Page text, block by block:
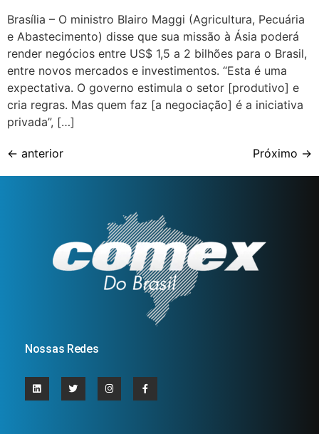
Brasília – O ministro Blairo Maggi (Agricultura, Pecuária
e Abastecimento) disse que sua missão à Ásia poderá
render negócios entre US$ 1,5 a 2 bilhões para o Brasil,
entre novos mercados e investimentos. “Esta é uma
expectativa. O governo estimula o setor [produtivo] e
cria regras. Mas quem faz [a negociação] é a iniciativa
privada”, […]
← anterior Próximo →
Nossas Redes